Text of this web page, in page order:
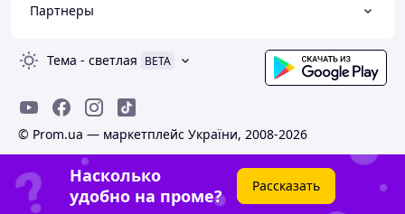
Партнеры
Тема - светлая BETA
© Prom.ua — маркетплейс України, 2008-2026
Насколько
удобно на проме?
Рассказать